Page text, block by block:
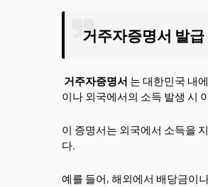
거주자증명서 발
거주자증명서 는 대한민국 내
이나 외국에서의 소득 발생 시
이 증명서는 외국에서 소득을
다.
예를 들어, 해외에서 배당금이